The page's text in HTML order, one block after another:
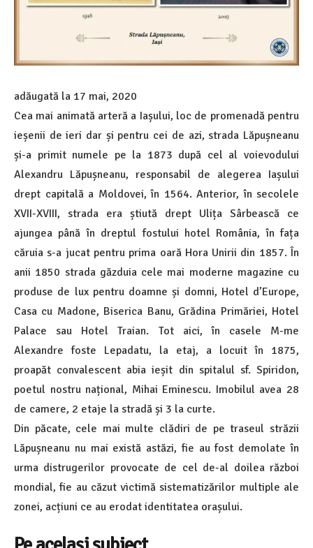
adăugată la 17 mai, 2020
Cea mai animată arteră a Iașului, loc de promenadă pentru
ieșenii de ieri dar și pentru cei de azi, strada Lăpușneanu
și-a primit numele pe la 1873 după cel al voievodului
Alexandru Lăpușneanu, responsabil de alegerea Iașului
drept capitală a Moldovei, în 1564. Anterior, în secolele
XVII-XVIII, strada era știută drept Ulița Sârbească ce
ajungea până în dreptul fostului hotel România, în fața
căruia s-a jucat pentru prima oară Hora Unirii din 1857. În
anii 1850 strada găzduia cele mai moderne magazine cu
produse de lux pentru doamne și domni, Hotel d’Europe,
Casa cu Madone, Biserica Banu, Grădina Primăriei, Hotel
Palace sau Hotel Traian. Tot aici, în casele M-me
Alexandre foste Lepadatu, la etaj, a locuit în 1875,
proapăt convalescent abia ieșit din spitalul sf. Spiridon,
poetul nostru național, Mihai Eminescu. Imobilul avea 28
de camere, 2 etaje la stradă și 3 la curte.
Din păcate, cele mai multe clădiri de pe traseul străzii
Lăpușneanu nu mai există astăzi, fie au fost demolate în
urma distrugerilor provocate de cel de-al doilea război
mondial, fie au căzut victimă sistematizărilor multiple ale
zonei, acțiuni ce au erodat identitatea orașului.